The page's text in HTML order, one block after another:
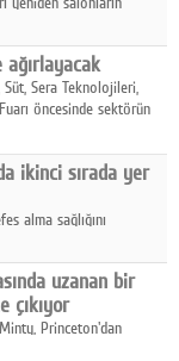
ağırlayacak
Süt, Sera Teknolojileri,
öncesinde sektörün
ikinci sırada yer
alma sağlığını
uzanan bir
çıkıyor
Princeton'dan